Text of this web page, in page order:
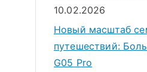
10.02.2026
Новый масштаб
путешествий:
G05 Pro